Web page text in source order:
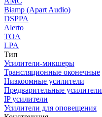
Biamp (Apart Audio)
DSPPA
Alerto
TOA
LPA
Тип
Усилители-микшеры
Трансляционные оконечные
Низкоомные усилители
Предварительные усилители
IP усилители
Усилители для оповещения